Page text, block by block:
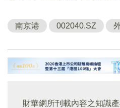
南京港 002040.SZ
財華網所刊載內容之知識